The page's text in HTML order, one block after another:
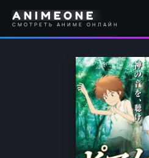
ANIMEONE
СМОТРЕТЬ АНИМЕ ОНЛАЙН